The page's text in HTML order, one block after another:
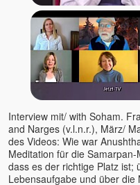
Christian Salvesen
Christine Seidel
Claudia Filkov
Claudius Geiger
Dalai Lama
Dana Raimann
Daniel Herbst
Daniel Odier
Daniel Rüger
Daniel Stötter
Interview mit/ with Soham.
and Narges (v.l.n.r.), März/
des Videos: Wie war
Meditation für die
dass es der richtige Platz ist;
Lebensaufgabe und über